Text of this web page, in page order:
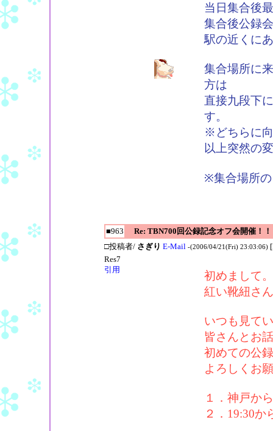
当日集合後
集合後公録
駅の近くに
集合場所に
方は
直接九段下
す。
※どちらに
以上突然の
※集合場所
■963 Re: TBN700回公録記念オフ会開催！！
□投稿者/ さぎり E-Mail -(2006/04/21(Fri) 23:03:06)
Res7
引用
初めまして。
紅い靴紐さ
いつも見て
皆さんとお
初めての公
よろしくお
１．神戸か
２．19:30か